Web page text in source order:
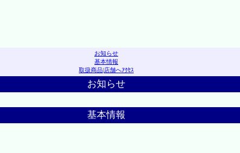
お知らせ
基本情報
取扱商品|店舗へｱｸｾｽ
お知らせ
基本情報